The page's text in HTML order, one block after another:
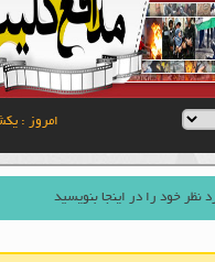
امروز : یکشنبه ۱۸